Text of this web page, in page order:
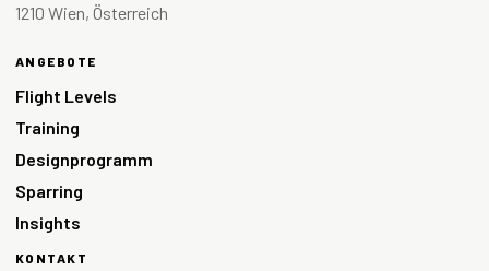
1210 Wien, Österreich
ANGEBOTE
Flight Levels
Training
Designprogramm
Sparring
Insights
KONTAKT